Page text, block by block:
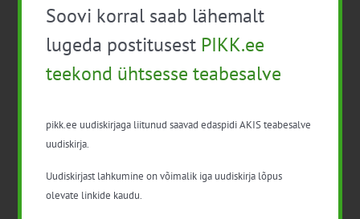
Pikk.ee uudiskirjaga liitumine.
Isikuandmeid töötleme vastavalt
Isikuandmete
Soovi korral saab lähemalt
lugeda postitusest PIKK.ee
teekond ühtsesse teabesalve
pikk.ee uudiskirjaga liitunud saavad edaspidi AKIS teabesalve
uudiskirja.
Uudiskirjast lahkumine on võimalik iga uudiskirja lõpus
olevate linkide kaudu.